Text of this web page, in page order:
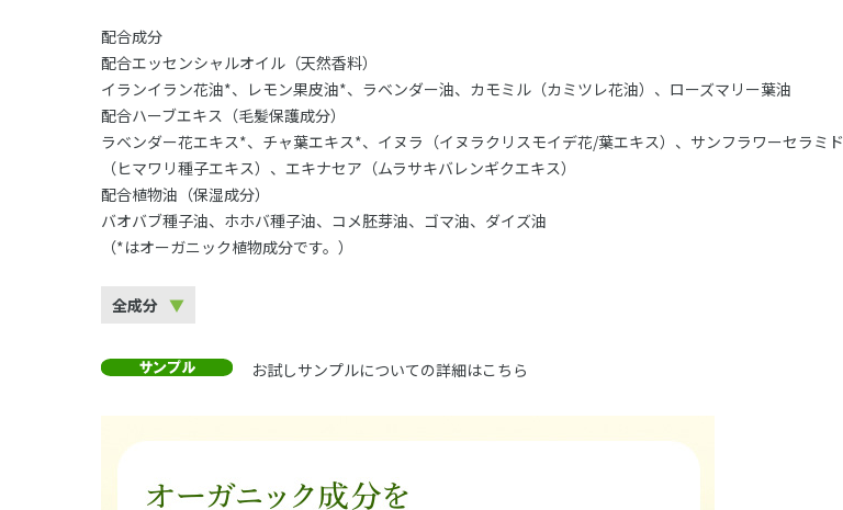
配合成分
配合エッセンシャルオイル（天然香料）
イランイラン花油*、レモン果皮油*、ラベンダー油、カモミル（カミツレ花油）、ローズマリー葉油
配合ハーブエキス（毛髪保護成分）
ラベンダー花エキス*、チャ葉エキス*、イヌラ（イヌラクリスモイデ花/葉エキス）、サンフラワーセラミド
（ヒマワリ種子エキス）、エキナセア（ムラサキバレンギクエキス）
配合植物油（保湿成分）
バオバブ種子油、ホホバ種子油、コメ胚芽油、ゴマ油、ダイズ油
（*はオーガニック植物成分です。）
全成分
お試しサンプルについての詳細はこちら